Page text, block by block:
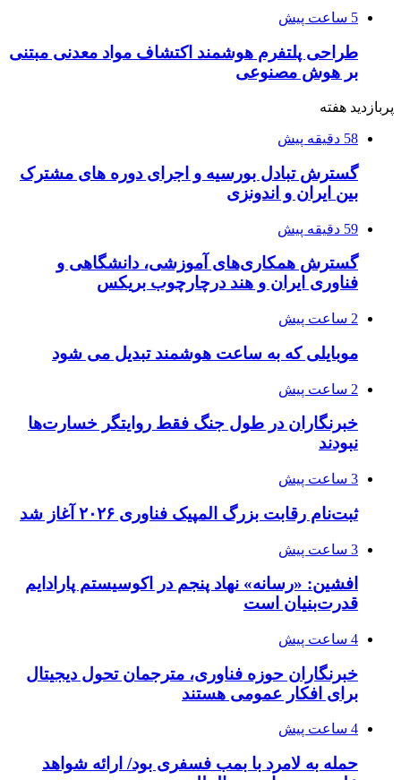
5 ساعت پیش
طراحی پلتفرم هوشمند اکتشاف مواد معدنی مبتنی
بر هوش مصنوعی
پربازدید هفته
58 دقیقه پیش
گسترش تبادل بورسیه و اجرای دوره های مشترک
بین ایران و اندونزی
59 دقیقه پیش
گسترش همکاری‌های آموزشی، دانشگاهی و
فناوری ایران و هند درچارچوب بریکس
2 ساعت پیش
موبایلی که به ساعت هوشمند تبدیل می شود
2 ساعت پیش
خبرنگاران در طول جنگ فقط روایتگر خسارت‌ها
نبودند
3 ساعت پیش
ثبت‌نام رقابت بزرگ المپیک فناوری ۲۰۲۶ آغاز شد
3 ساعت پیش
افشین: «رسانه» نهاد پنجم در اکوسیستم پارادایم
قدرت‌بنیان است
4 ساعت پیش
خبرنگاران حوزه فناوری، مترجمان تحول دیجیتال
برای افکار عمومی هستند
4 ساعت پیش
حمله به لامرد با بمب فسفری بود/ ارائه شواهد